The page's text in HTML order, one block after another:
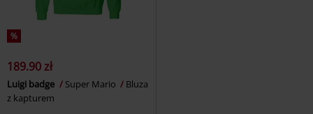
%
189.90 zł
Luigi badge Super Mario
Bluza
z kapturem